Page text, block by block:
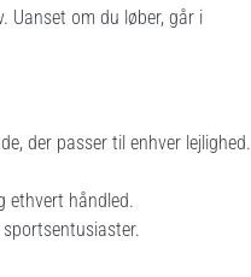
Uanset om du løber, går i
der passer til enhver lejlighed.
ethvert håndled.